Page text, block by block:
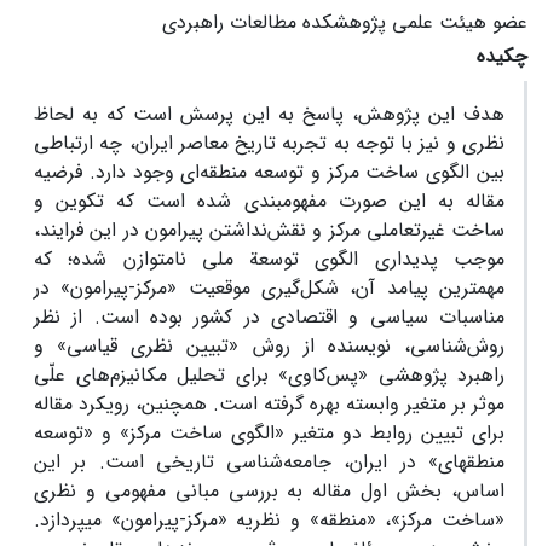
عضو هیئت علمی پژوهشکده مطالعات راهبردی
چکیده
هدف این پژوهش، پاسخ به این پرسش است که به لحاظ
نظری و نیز با توجه به تجربه تاریخ معاصر ایران، چه ارتباطی
بین الگوی ساخت مرکز و توسعه منطقه‌ای وجود دارد. فرضیه
مقاله به این صورت مفهوم‎بندی شده است که تکوین و
ساخت غیرتعاملی مرکز و نقش‌‏نداشتن پیرامون در این فرایند،
موجب پدیداری الگوی توسعة ملی نامتوازن شده؛ که
مهم‏ترین پیامد آن، شکل‌گیری موقعیت «مرکز-پیرامون» در
مناسبات سیاسی و اقتصادی در کشور بوده است. از نظر
روش‌‏شناسی، نویسنده از روش «تبیین نظری قیاسی» و
راهبرد پژوهشی «پس‌کاوی» برای تحلیل مکانیزم‌‏های علّی
موثر بر متغیر وابسته بهره گرفته است. همچنین، رویکرد مقاله
برای تبیین روابط دو متغیر «الگوی ساخت مرکز» و «توسعه
منطقه‎ای» در ایران، جامعه‌شناسی تاریخی است. بر این
اساس، بخش اول مقاله به بررسی مبانی مفهومی و نظری
«ساخت مرکز»، «منطقه» و نظریه «مرکز-پیرامون» می‎پردازد.